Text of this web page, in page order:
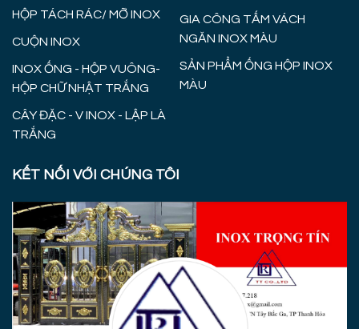
HỘP TÁCH RÁC/ MỠ INOX
CUỘN INOX
INOX ỐNG - HỘP VUÔNG-
HỘP CHỮ NHẬT TRẮNG
CÂY ĐẶC - V INOX - LẬP LÀ
TRẮNG
GIA CÔNG TẤM VÁCH
NGĂN INOX MÀU
SẢN PHẨM ỐNG HỘP INOX
MÀU
KẾT NỐI VỚI CHÚNG TÔI